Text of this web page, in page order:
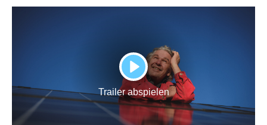
Gutscheine
& Filmpässe
Account
PLAY
Trailer abspielen